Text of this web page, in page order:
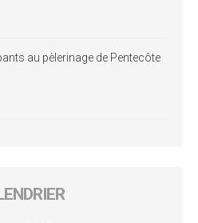
au pèlerinage de Pentecôte